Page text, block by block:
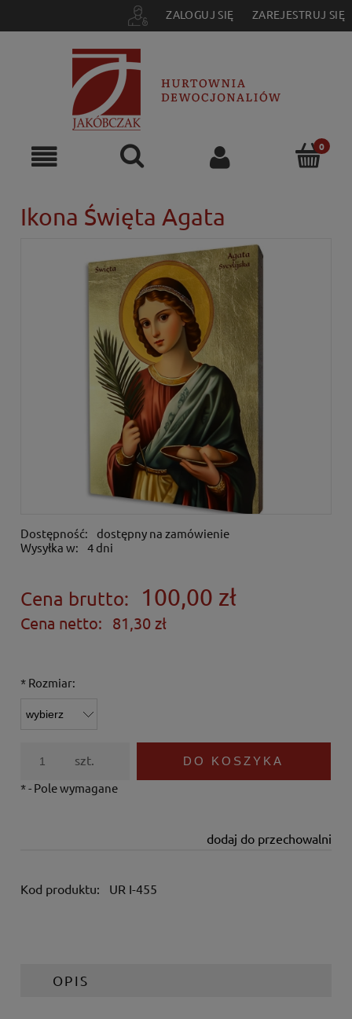
ZALOGUJ SIĘ ZAREJESTRUJ SIĘ
Ikona Święta Agata
Dostępność:
dostępny na zamówienie
Wysyłka w:
4 dni
Cena brutto: 100,00 zł
Cena netto: 81,30 zł
* Rozmiar:
szt. DO KOSZYKA
dodaj do przechowalni
*- Pole wymagane
Kod produktu: UR I-455
OPIS